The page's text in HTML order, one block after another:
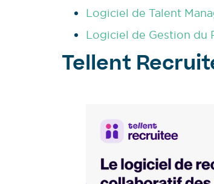
Logiciel de Talent
Logiciel de Gestion du
Tellent